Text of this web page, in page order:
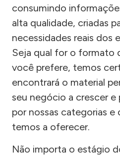
consumindo
alta qualidade, criadas
necessidades reais dos
Seja qual for o formato
você prefere, temos
encontrará o material
seu negócio a crescer e
por nossas categorias e
temos a oferecer.
Não importa o estágio